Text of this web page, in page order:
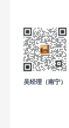
吴经理（南宁）